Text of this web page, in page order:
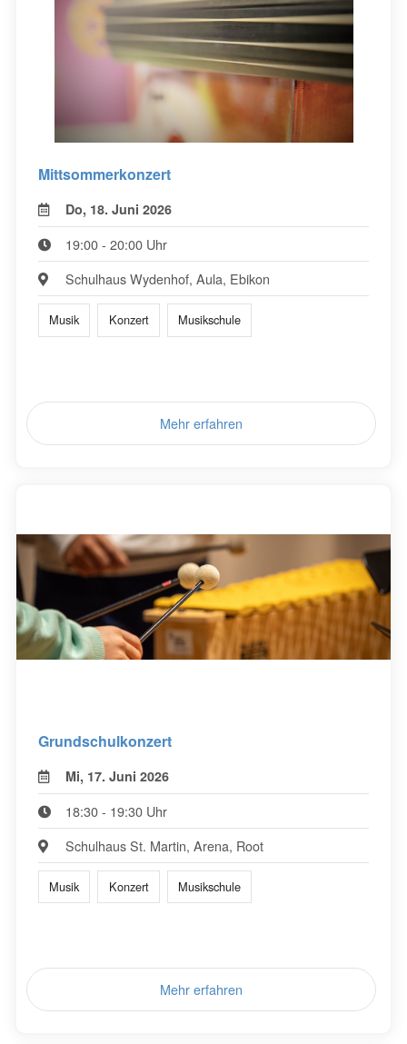
Mittsommerkonzert
Do, 18. Juni 2026
19:00 - 20:00 Uhr
Schulhaus Wydenhof, Aula, Ebikon
Musik Konzert Musikschule
Mehr erfahren
Grundschulkonzert
Mi, 17. Juni 2026
18:30 - 19:30 Uhr
Schulhaus St. Martin, Arena, Root
Musik Konzert Musikschule
Mehr erfahren